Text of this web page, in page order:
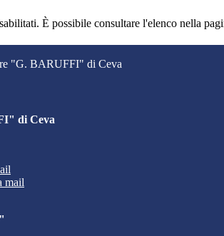
È possibile consultare l'elenco nella
"G. BARUFFI" di Ceva
di Ceva
mail